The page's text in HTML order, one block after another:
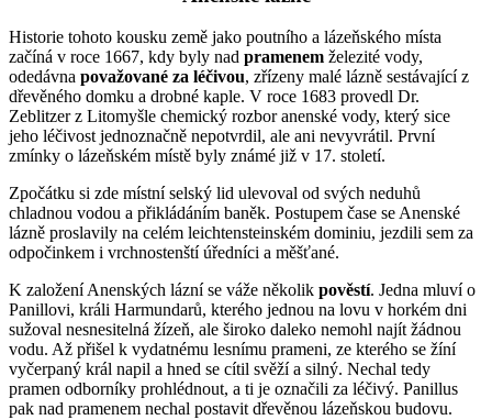
Historie tohoto kousku země jako poutního a lázeňského místa
začíná v roce 1667, kdy byly nad pramenem železité vody,
odedávna považované za léčivou, zřízeny malé lázně sestávající z
dřevěného domku a drobné kaple. V roce 1683 provedl Dr.
Zeblitzer z Litomyšle chemický rozbor anenské vody, který sice
jeho léčivost jednoznačně nepotvrdil, ale ani nevyvrátil. První
zmínky o lázeňském místě byly známé již v 17. století.
Zpočátku si zde místní selský lid ulevoval od svých neduhů
chladnou vodou a přikládáním baněk. Postupem čase se Anenské
lázně proslavily na celém leichtensteinském dominiu, jezdili sem za
odpočinkem i vrchnostenští úředníci a měšťané.
K založení Anenských lázní se váže několik pověstí. Jedna mluví o
Panillovi, králi Harmundarů, kterého jednou na lovu v horkém dni
sužoval nesnesitelná žízeň, ale široko daleko nemohl najít žádnou
vodu. Až přišel k vydatnému lesnímu prameni, ze kterého se žíní
vyčerpaný král napil a hned se cítil svěží a silný. Nechal tedy
pramen odborníky prohlédnout, a ti je označili za léčivý. Panillus
pak nad pramenem nechal postavit dřevěnou lázeňskou budovu.